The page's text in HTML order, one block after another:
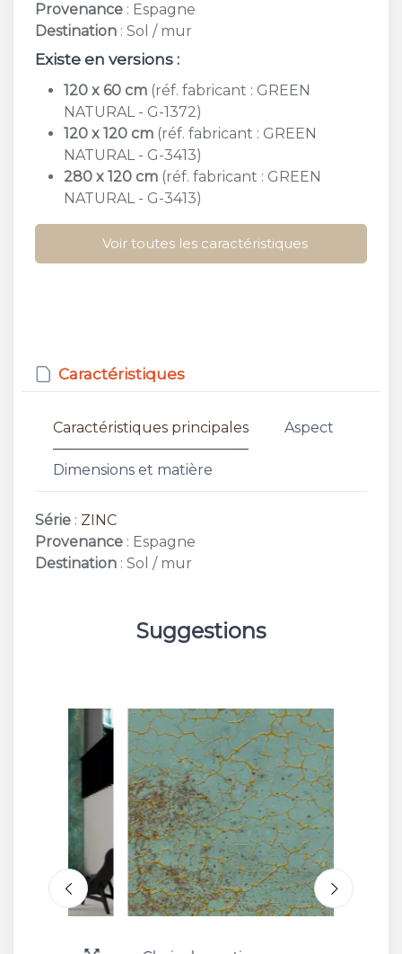
Provenance : Espagne
Destination : Sol / mur
Existe en versions :
120 x 60 cm (réf. fabricant : GREEN
NATURAL - G-1372)
120 x 120 cm (réf. fabricant : GREEN
NATURAL - G-3413)
280 x 120 cm (réf. fabricant : GREEN
NATURAL - G-3413)
Voir toutes les caractéristiques
Caractéristiques
Caractéristiques principales Aspect
Dimensions et matière
Série : ZINC
Provenance : Espagne
Destination : Sol / mur
Suggestions